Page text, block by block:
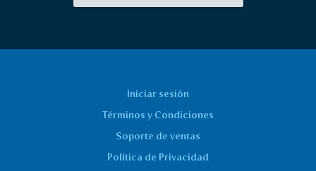
Iniciar sesión
Términos y Condiciones
Soporte de ventas
Política de Privacidad